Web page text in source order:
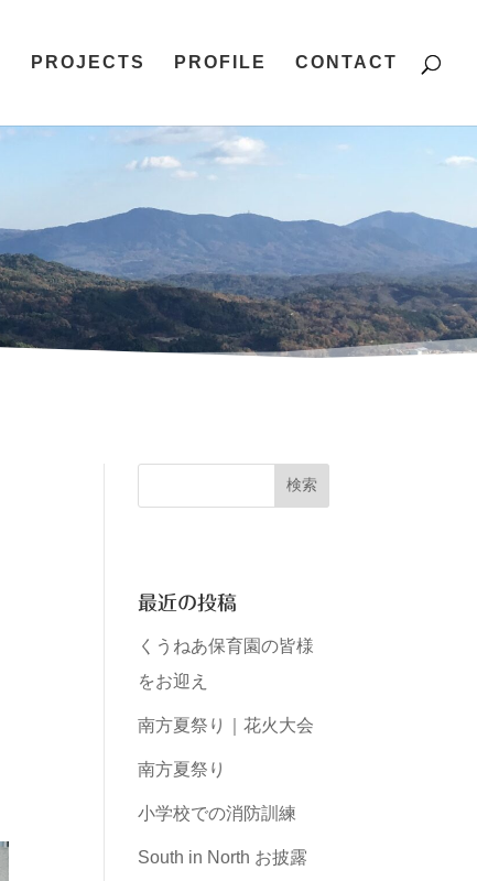
PROJECTS PROFILE CONTACT
最近の投稿
くうねあ保育園の皆様
をお迎え
南方夏祭り｜花火大会
南方夏祭り
小学校での消防訓練
South in North お披露